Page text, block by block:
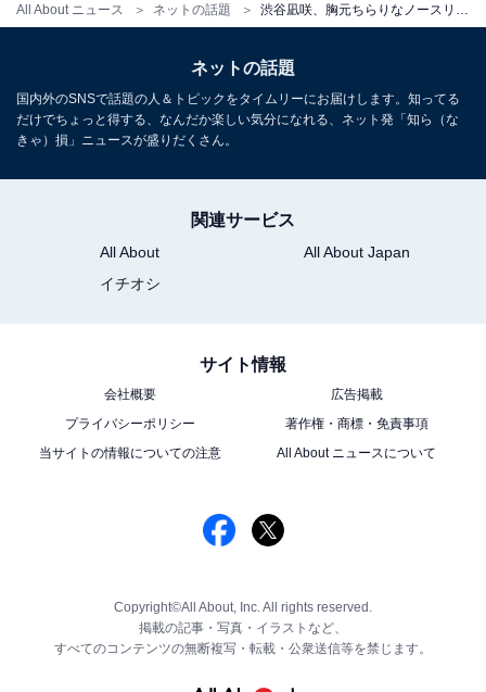
All About ニュース ネットの話題
ネットの話題
国内外のSNSで話題の人＆トピックをタイムリーにお届けします。知ってる
だけでちょっと得する、なんだか楽しい気分になれる、ネット発「知ら（な
きゃ）損」ニュースが盛りだくさん。
関連サービス
All About
All About Japan
イチオシ
サイト情報
会社概要
広告掲載
プライバシーポリシー
著作権・商標・免責事項
当サイトの情報についての注意
All About ニュースについて
Copyright©All About, Inc. All rights reserved.
掲載の記事・写真・イラストなど、
すべてのコンテンツの無断複写・転載・公衆送信等を禁じます。